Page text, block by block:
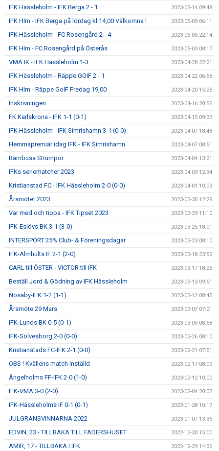
IFK Hässleholm - IFK Berga 2 - 1 2023-05-14 09:48
IFK Hlm - IFK Berga på lördag kl 14,00 Välkomna ! 2023-05-09 06:11
IFK Hässleholm - FC Rosengård 2 - 4 2023-05-05 22:14
IFK Hlm - FC Rosengård på Österås 2023-05-03 08:17
VMA IK - IFK Hässleholm 1-3 2023-04-28 22:21
IFK Hässleholm - Räppe GOIF 2 - 1 2023-04-22 06:58
IFK Hlm - Räppe GoIF Fredag 19,00 2023-04-20 15:25
Inskrivningen 2023-04-16 20:55
FK Karlskrona - IFK 1-1 (0-1) 2023-04-15 09:33
IFK Hässleholm - IFK Simrishamn 3-1 (0-0) 2023-04-07 18:48
Hemmapremiär idag IFK - IFK Simrishamn 2023-04-07 08:51
Bambusa Strumpor 2023-04-04 13:21
IFKs seriematcher 2023 2023-04-03 12:34
Kristianstad FC - IFK Hässleholm 2-0 (0-0) 2023-04-01 10:03
Årsmötet 2023 2023-03-30 12:29
Var med och tippa - IFK Tipset 2023 2023-03-29 11:10
IFK-Eslövs BK 3-1 (3-0) 2023-03-25 18:01
INTERSPORT 25% Club- & Föreningsdagar 2023-03-23 08:10
IFK-Älmhults IF 2-1 (2-0) 2023-03-18 23:52
CARL till ÖSTER - VICTOR till IFK 2023-03-17 18:25
Beställ Jord & Gödning av IFK Hässleholm 2023-03-13 09:51
Nosaby-IFK 1-2 (1-1) 2023-03-12 08:45
Årsmöte 29 Mars 2023-03-07 07:21
IFK-Lunds BK 0-5 (0-1) 2023-03-05 08:58
IFK-Sölvesborg 2-0 (0-0) 2023-02-26 08:10
Kristianstads FC-IFK 2-1 (0-0) 2023-02-21 07:51
OBS ! Kvällens match inställd 2023-02-17 08:09
Ängelholms FF-IFK 2-0 (1-0) 2023-02-12 10:00
IFK-VMA 3-0 (2-0). 2023-02-04 20:07
IFK-Hässleholms IF 0-1 (0-1) 2023-01-28 10:17
JULGRANSVINNARNA 2022 2023-01-07 13:36
EDVIN, 23 - TILLBAKA TILL FADERSHUSET 2022-12-30 15:00
AMIR, 17 - TILLBAKA I IFK 2022-12-29 14:36